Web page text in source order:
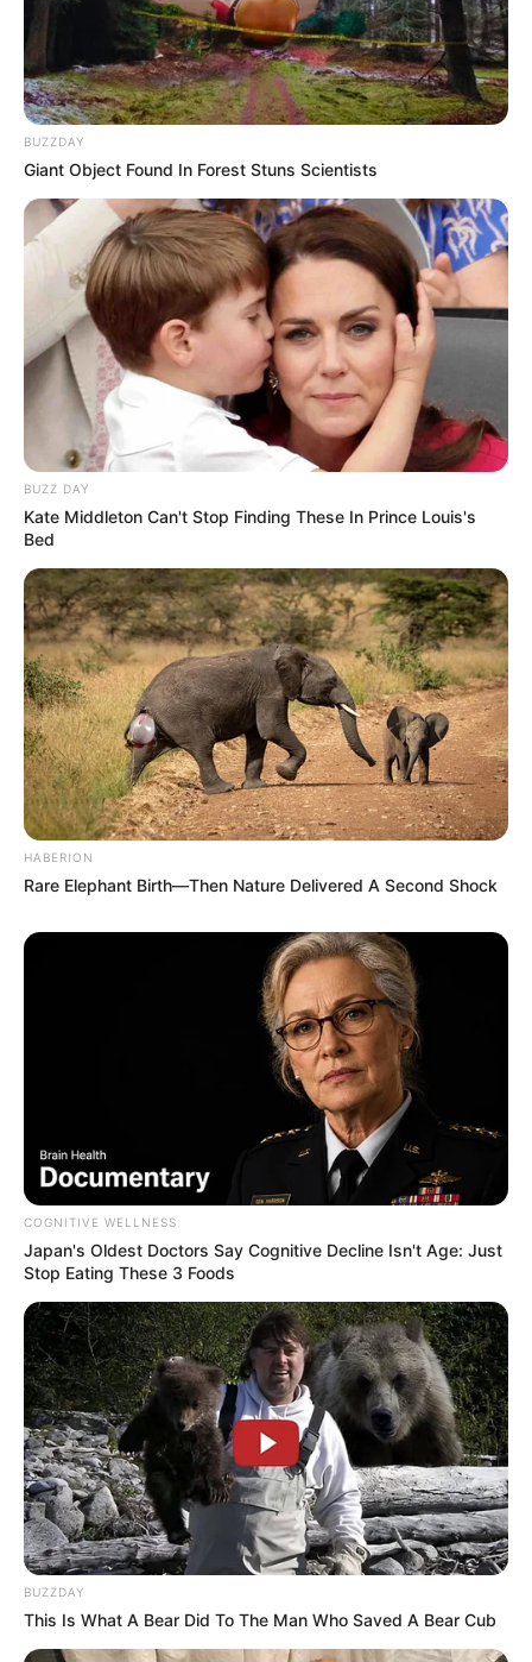
LIHAT ARTIKEL LAINNYA
10 Inspirasi Kado untuk
Sahabat Perempuan,
Berkesan dan Bermanfaat
Inspirasi Desain Rumah,
10 Potret Before-After
Redekorasi
Bentuknya Nyeleneh, 10
Tato Gagal yang Bikin
Kesal Sekaligus Ngakak
Cocok Untuk Sehari-hari,
10 Gambar Manicure
Minimalis Tapi Keren
Lucu, 9 Potret Tato
Kartun Populer
BUZZDAY
Giant Object Found In Forest Stuns Scientists
BUZZ DAY
Kate Middleton Can't Stop Finding These In Prince Louis's
Bed
HABERION
Rare Elephant Birth—Then Nature Delivered A Second Shock
COGNITIVE WELLNESS
Japan's Oldest Doctors Say Cognitive Decline Isn't Age: Just
Stop Eating These 3 Foods
BUZZDAY
This Is What A Bear Did To The Man Who Saved A Bear Cub